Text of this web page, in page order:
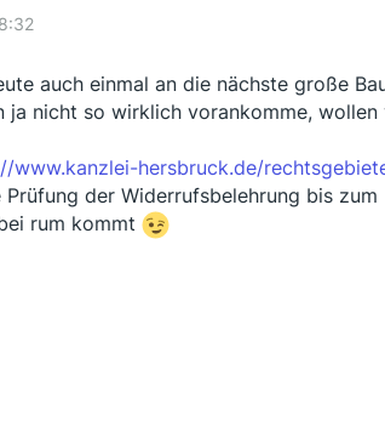
auch einmal an die nächste große
ja nicht so wirklich vorankomme,
www.kanzlei-hersbruck.de/
der Widerrufsbelehrung bis zum
rum kommt